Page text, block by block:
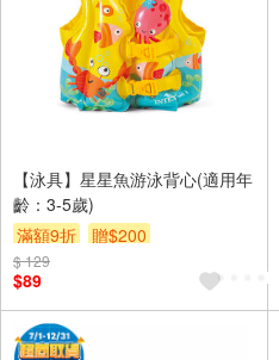
【泳具】星星魚游泳背心(適用年
齡：3-5歲)
滿額9折
贈$200
$ 129
$89